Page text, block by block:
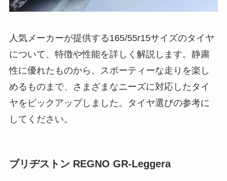
人気メーカーが提供する165/55r15サイズのタイヤ
について、特徴や性能を詳しく解説します。静粛
性に優れたものから、スポーティーな走りを楽し
めるものまで、さまざまなニーズに対応したタイ
ヤをピックアップしました。タイヤ選びの参考に
してください。
ブリヂストン REGNO GR-Leggera